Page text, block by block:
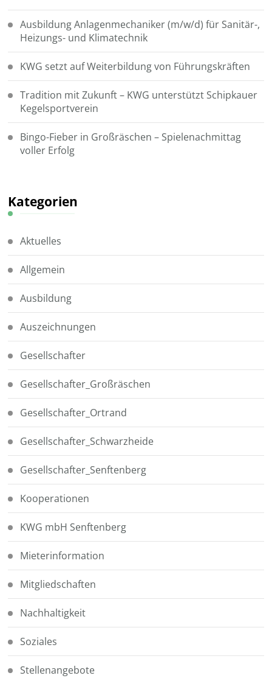
Ausbildung Anlagenmechaniker (m/w/d) für Sanitär-,
Heizungs- und Klimatechnik
KWG setzt auf Weiterbildung von Führungskräften
Tradition mit Zukunft – KWG unterstützt Schipkauer
Kegelsportverein
Bingo-Fieber in Großräschen – Spielenachmittag
voller Erfolg
Kategorien
Aktuelles
Allgemein
Ausbildung
Auszeichnungen
Gesellschafter
Gesellschafter_Großräschen
Gesellschafter_Ortrand
Gesellschafter_Schwarzheide
Gesellschafter_Senftenberg
Kooperationen
KWG mbH Senftenberg
Mieterinformation
Mitgliedschaften
Nachhaltigkeit
Soziales
Stellenangebote